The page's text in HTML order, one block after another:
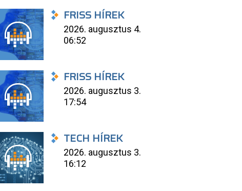
FRISS HÍREK
2026. augusztus 4.
06:52
FRISS HÍREK
2026. augusztus 3.
17:54
TECH HÍREK
2026. augusztus 3.
16:12